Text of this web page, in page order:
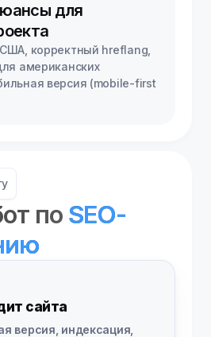
для
корректный hreflang,
американских
версия (mobile-first
по SEO-
сайта
версия, индексация,